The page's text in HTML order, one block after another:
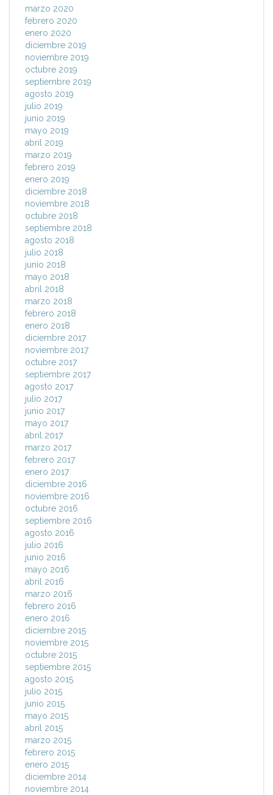
marzo 2020
febrero 2020
enero 2020
diciembre 2019
noviembre 2019
octubre 2019
septiembre 2019
agosto 2019
julio 2019
junio 2019
mayo 2019
abril 2019
marzo 2019
febrero 2019
enero 2019
diciembre 2018
noviembre 2018
octubre 2018
septiembre 2018
agosto 2018
julio 2018
junio 2018
mayo 2018
abril 2018
marzo 2018
febrero 2018
enero 2018
diciembre 2017
noviembre 2017
octubre 2017
septiembre 2017
agosto 2017
julio 2017
junio 2017
mayo 2017
abril 2017
marzo 2017
febrero 2017
enero 2017
diciembre 2016
noviembre 2016
octubre 2016
septiembre 2016
agosto 2016
julio 2016
junio 2016
mayo 2016
abril 2016
marzo 2016
febrero 2016
enero 2016
diciembre 2015
noviembre 2015
octubre 2015
septiembre 2015
agosto 2015
julio 2015
junio 2015
mayo 2015
abril 2015
marzo 2015
febrero 2015
enero 2015
diciembre 2014
noviembre 2014